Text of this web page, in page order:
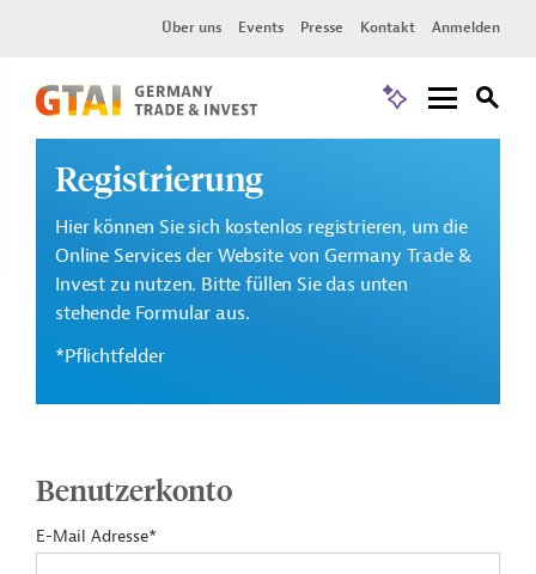
Über uns Events Presse Kontakt Anmelden
Registrierung
Hier können Sie sich kostenlos registrieren, um die
Online Services der Website von Germany Trade &
Invest zu nutzen. Bitte füllen Sie das unten
stehende Formular aus.
*Pflichtfelder
Benutzerkonto
E-Mail Adresse*